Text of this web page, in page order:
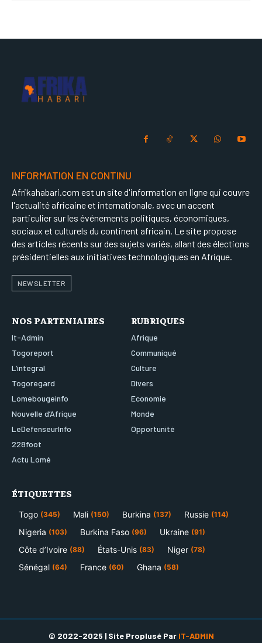
INFORMATION EN CONTINU
Afrikahabari.com est un site d'information en ligne qui couvre
l'actualité africaine et internationale, avec un accent
particulier sur les événements politiques, économiques,
sociaux et culturels du continent africain. Le site propose
des articles récents sur des sujets variés, allant des élections
présidentielles aux initiatives technologiques en Afrique.
NEWSLETTER
NOS PARTENIAIRES
It-Admin
Togoreport
L’integral
Togoregard
Lomebougeinfo
Nouvelle d’Afrique
LeDefenseurInfo
228foot
Actu Lomé
RUBRIQUES
Afrique
Communiqué
Culture
Divers
Economie
Monde
Opportunité
ÉTIQUETTES
Togo (345) Mali (150) Burkina (137) Russie (114)
Nigeria (103) Burkina Faso (96) Ukraine (91)
Côte d’Ivoire (88) États-Unis (83) Niger (78)
Sénégal (64) France (60) Ghana (58)
© 2022-2025 | Site Proplusé Par IT-ADMIN